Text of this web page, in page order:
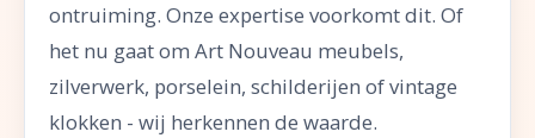
ontruiming. Onze expertise voorkomt dit. Of
het nu gaat om Art Nouveau meubels,
zilverwerk, porselein, schilderijen of vintage
klokken - wij herkennen de waarde.